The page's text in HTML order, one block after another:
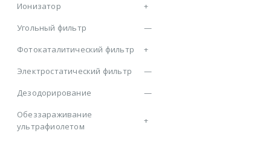
Ионизатор
+
Угольный фильтр
—
Фотокаталитический фильтр
+
Электростатический фильтр
—
Дезодорирование
—
Обеззараживание
ультрафиолетом
+